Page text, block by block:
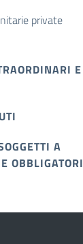
private
A